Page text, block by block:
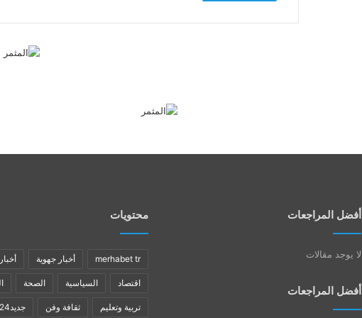
أفضل المراجعات
لا يوجد مقالات
أفضل المراجعات
محتويات
merhabet tr أخبار جهوية
اقتصاد السياسية الصحة
تربية وتعليم ثقافة وفن جديد24